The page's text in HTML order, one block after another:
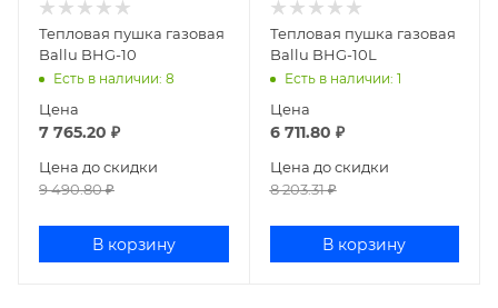
Тепловая пушка газовая
Ballu BHG-10
Есть в наличии: 8
Цена
7 765.20 ₽
Цена до скидки
9 490.80₽
В корзину
Тепловая пушка газовая
Ballu BHG-10L
Есть в наличии: 1
Цена
6 711.80 ₽
Цена до скидки
8 203.31₽
В корзину